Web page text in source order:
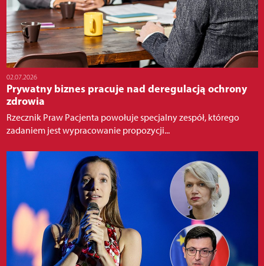
02.07.2026
Prywatny biznes pracuje nad deregulacją ochrony
zdrowia
Rzecznik Praw Pacjenta powołuje specjalny zespół, którego
zadaniem jest wypracowanie propozycji...